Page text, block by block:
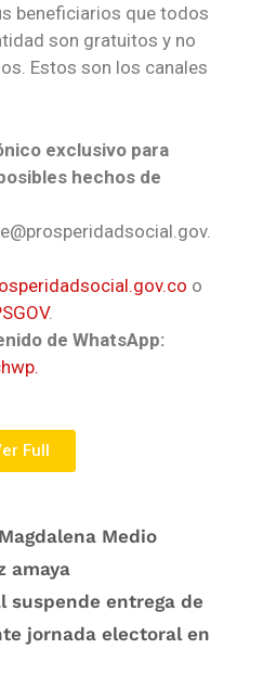
beneficiarios que todos
son gratuitos y no
Estos son los canales
exclusivo para
hechos de
o
.
de WhatsApp:
Full
Magdalena Medio
amaya
suspende entrega de
jornada electoral en